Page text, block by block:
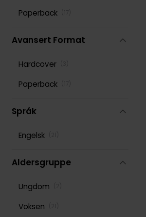
Roy Thomas
Various (277
Paperback
Avansert Format
Hardcover
Paperback
Språk
Engelsk
Aldersgruppe
Ungdom
Voksen